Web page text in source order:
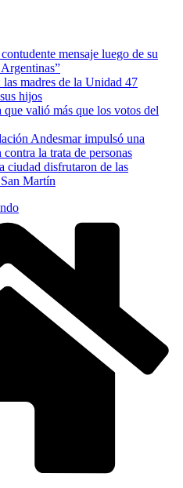
mensaje luego de su
madres de la Unidad 47
hijos
valió más que los votos del
Andesmar impulsó una
la trata de personas
ciudad disfrutaron de las
Martín